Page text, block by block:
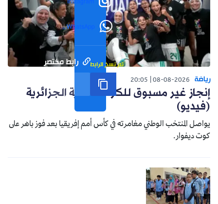
WhatsApp
رابط مختصر تم نسخ الرابط
رياضة 08-08-2026
20:05
إنجاز غير مسبوق للكرة النسوية الجزائرية
(فيديو)
يواصل المنتخب الوطني مغامرته في كأس أمم إفريقيا بعد فوز باهر على
كوت ديفوار.